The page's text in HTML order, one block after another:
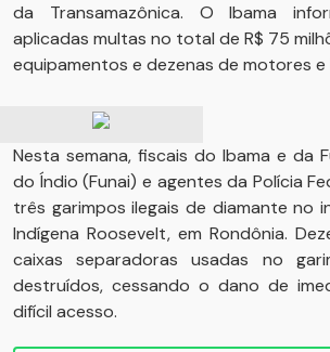
da Transamazônica. O Ibama
aplicadas multas no total de R$ 75
equipamentos e dezenas de motores e
Nesta semana, fiscais do Ibama e da
do Índio (Funai) e agentes da Polícia
três garimpos ilegais de diamante no
Indígena Roosevelt, em Rondônia.
caixas separadoras usadas no
destruídos, cessando o dano de
difícil acesso.